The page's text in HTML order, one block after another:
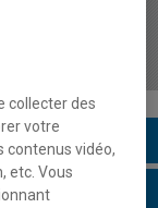
collecter des
votre
contenus vidéo,
etc. Vous